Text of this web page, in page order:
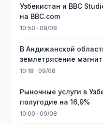
Узбекистан и BBC
на BBC.com
10:50 · 09/08
В Андижанской
землетрясение
10:18 · 09/08
Рыночные услуги в
полугодие на 16,9%
10:00 · 09/08